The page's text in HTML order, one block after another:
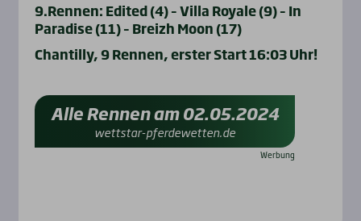
9.Rennen: Edited (4) – Villa Royale (9) – In
Paradise (11) – Breizh Moon (17)
Chantilly, 9 Rennen, erster Start 16:03 Uhr!
Alle Rennen am 02.05.2024
wettstar-pferdewetten.de